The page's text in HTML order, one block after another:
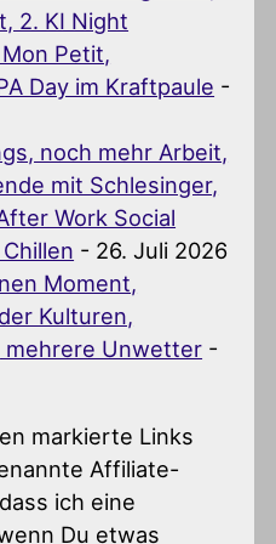
2. KI Night
Petit,
Day im Kraftpaule -
noch mehr Arbeit,
mit Schlesinger,
Work Social
- 26. Juli 2026
Moment,
Kulturen,
Unwetter -
markierte Links
Affiliate-
ich eine
Du etwas